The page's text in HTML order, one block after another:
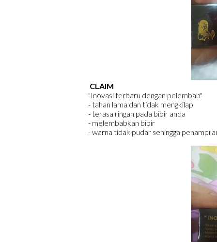
CLAIM
"Inovasi terbaru dengan pelembab"
- tahan lama dan tidak mengkilap
- terasa ringan pada bibir anda
- melembabkan bibir
- warna tidak pudar sehingga